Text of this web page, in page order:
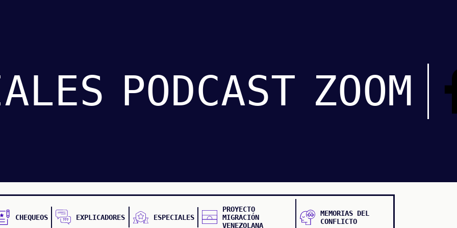
PODCAST ZOOM
CHEQUEOS EXPLICADORES ESPECIALES
PROYECTO
MIGRACIÓN
VENEZOLANA
MEMORIAS DEL
CONFLICTO